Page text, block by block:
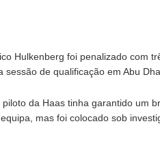
Hulkenberg foi penalizado com
sessão de qualificação em Abu
piloto da Haas tinha garantido um
mas foi colocado sob